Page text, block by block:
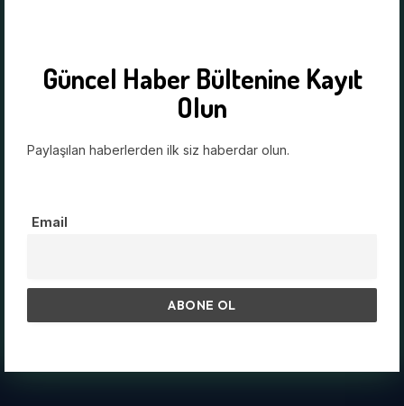
Güncel Haber Bültenine Kayıt
Olun
Paylaşılan haberlerden ilk siz haberdar olun.
Email